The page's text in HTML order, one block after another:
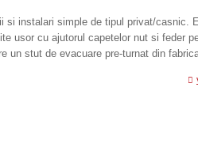
si instalari simple de tipul privat/casnic.
usor cu ajutorul capetelor nut si feder
un stut de evacuare pre-turnat din